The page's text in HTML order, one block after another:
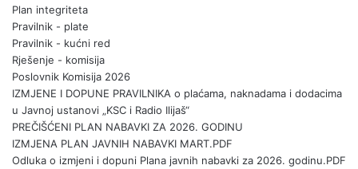
Plan integriteta
Pravilnik - plate
Pravilnik - kućni red
Rješenje - komisija
Poslovnik Komisija 2026
IZMJENE I DOPUNE PRAVILNIKA o plaćama, naknadama i dodacima
u Javnoj ustanovi „KSC i Radio Ilijaš“
PREČIŠĆENI PLAN NABAVKI ZA 2026. GODINU
IZMJENA PLAN JAVNIH NABAVKI MART.PDF
Odluka o izmjeni i dopuni Plana javnih nabavki za 2026. godinu.PDF